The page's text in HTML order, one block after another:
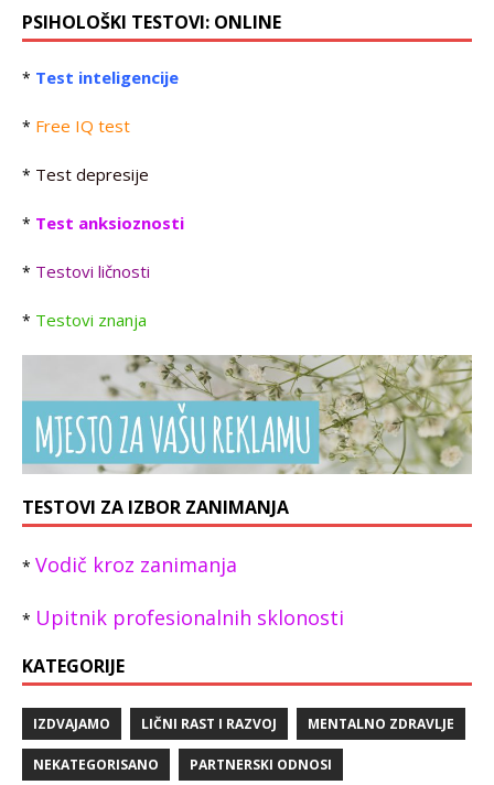
PSIHOLOŠKI TESTOVI: ONLINE
* Test inteligencije
* Free IQ test
* Test depresije
* Test anksioznosti
* Testovi ličnosti
* Testovi znanja
TESTOVI ZA IZBOR ZANIMANJA
* Vodič kroz zanimanja
* Upitnik profesionalnih sklonosti
KATEGORIJE
IZDVAJAMO LIČNI RAST I RAZVOJ MENTALNO ZDRAVLJE
NEKATEGORISANO PARTNERSKI ODNOSI